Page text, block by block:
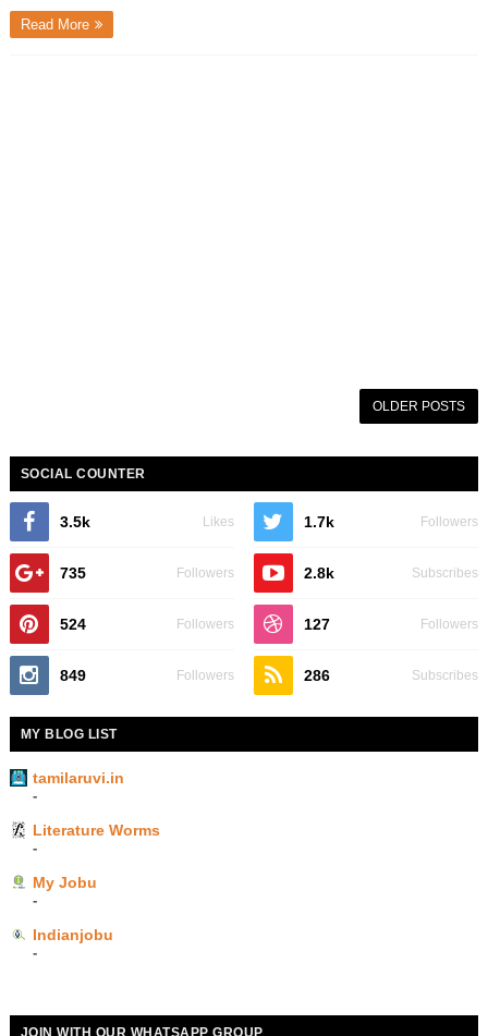
Read More
OLDER POSTS
SOCIAL COUNTER
3.5k Likes 1.7k Followers
735 Followers 2.8k Subscribes
524 Followers 127 Followers
849 Followers 286 Subscribes
MY BLOG LIST
tamilaruvi.in
-
Literature Worms
-
My Jobu
-
Indianjobu
-